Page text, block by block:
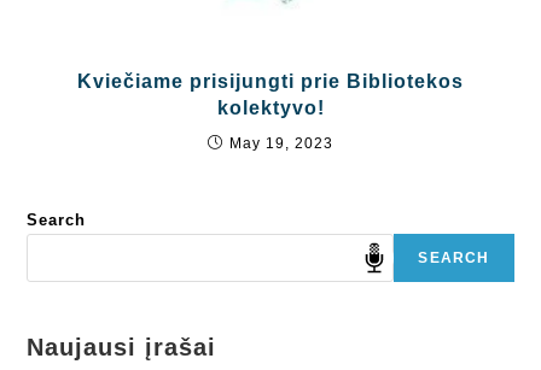
Kviečiame prisijungti prie Bibliotekos
kolektyvo!
May 19, 2023
Search
SEARCH
Naujausi įrašai